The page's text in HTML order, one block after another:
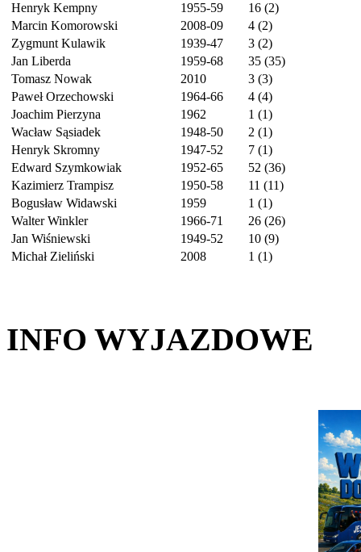
Henryk Kempny
1955-59
16 (2)
Marcin Komorowski
2008-09
4 (2)
Zygmunt Kulawik
1939-47
3 (2)
Jan Liberda
1959-68
35 (35)
Tomasz Nowak
2010
3 (3)
Paweł Orzechowski
1964-66
4 (4)
Joachim Pierzyna
1962
1 (1)
Wacław Sąsiadek
1948-50
2 (1)
Henryk Skromny
1947-52
7 (1)
Edward Szymkowiak
1952-65
52 (36)
Kazimierz Trampisz
1950-58
11 (11)
Bogusław Widawski
1959
1 (1)
Walter Winkler
1966-71
26 (26)
Jan Wiśniewski
1949-52
10 (9)
Michał Zieliński
2008 1 (1)
INFO WYJAZDOWE